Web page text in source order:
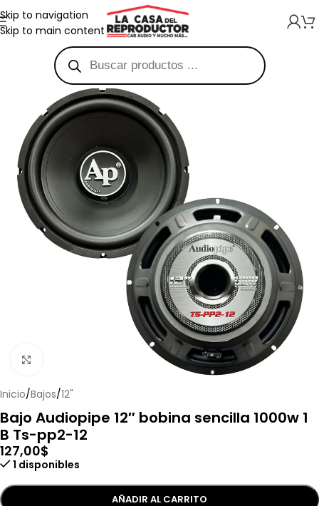
Skip to navigation
Skip to main content
Inicio/Bajos/12"
Bajo Audiopipe 12″ bobina sencilla 1000w 1
B Ts-pp2-12
127,00$
1 disponibles
AÑADIR AL CARRITO